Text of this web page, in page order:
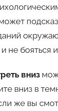
не бояться
вниз
вниз в
же вы